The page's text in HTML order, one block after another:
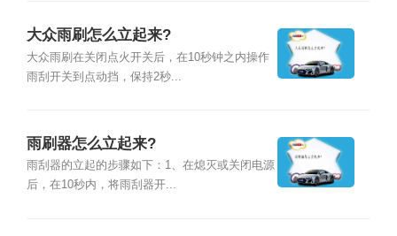
大众雨刷怎么立起来?
大众雨刷在关闭点火开关后，在10秒钟之内操作
雨刮开关到点动挡，保持2秒...
雨刷器怎么立起来?
雨刮器的立起的步骤如下：1、在熄灭或关闭电源
后，在10秒内，将雨刮器开...